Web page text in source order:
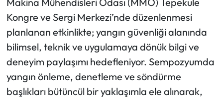
Kongre ve Sergi Merkezi’nde düzenlenmesi
planlanan etkinlikte; yangın güvenliği alanında
bilimsel, teknik ve uygulamaya dönük bilgi ve
deneyim paylaşımı hedefleniyor. Sempozyumda
yangın önleme, denetleme ve söndürme
başlıkları bütüncül bir yaklaşımla ele alınarak,